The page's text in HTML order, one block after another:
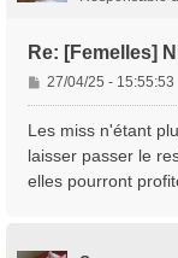
Re: [Femelles]
M
e
s
s
g
27/04/25 - 15:55:53
Les miss n'étant
laisser passer le
elles pourront